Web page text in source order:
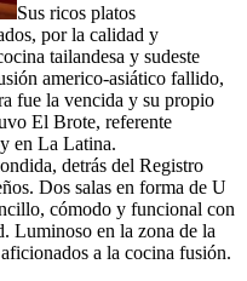
Sus ricos platos
por la calidad y
tailandesa y sudeste
americo-asiático fallido,
fue la vencida y su propio
El Brote, referente
en La Latina.
detrás del Registro
Dos salas en forma de U
cómodo y funcional con
Luminoso en la zona de la
a la cocina fusión.